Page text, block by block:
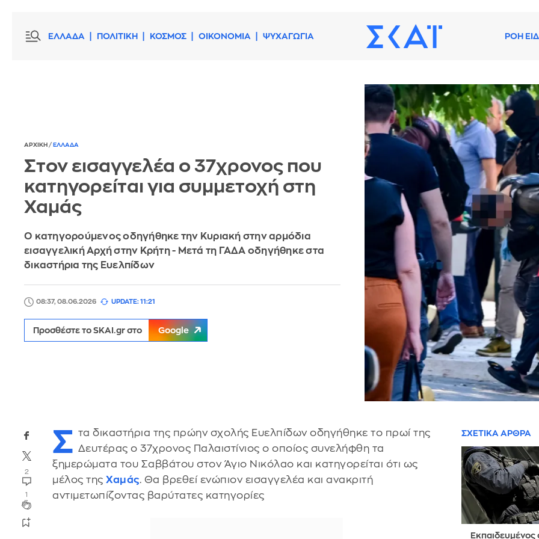
ΕΛΛΑΔΑ ΠΟΛΙΤΙΚΗ ΚΟΣΜΟΣ ΟΙΚΟΝΟΜΙΑ ΨΥΧΑΓΩΓΙΑ ΡΟΗ
ΑΡΧΙΚΗ / ΕΛΛΑΔΑ
Στον εισαγγελέα ο 37χρονος που
κατηγορείται για συμμετοχή στη
Χαμάς
Ο κατηγορούμενος οδηγήθηκε την Κυριακή στην αρμόδια
εισαγγελική Αρχή στην Κρήτη - Μετά τη ΓΑΔΑ οδηγήθηκε στα
δικαστήρια της Ευελπίδων
08:37, 08.06.2026 UPDATE: 11:21
Προσθέστε το SKAI.gr στο Google
2
1
Σ τα δικαστήρια της πρώην σχολής Ευελπίδων οδηγήθηκε το πρωί της
Δευτέρας ο 37χρονος Παλαιστίνιος ο οποίος συνελήφθη τα
ξημερώματα του Σαββάτου στον Άγιο Νικόλαο και κατηγορείται ότι ως
μέλος τηςΧαμάς. Θα βρεθεί ενώπιον εισαγγελέα και ανακριτή
αντιμετωπίζοντας βαρύτατες κατηγορίες
ΣΧΕΤΙΚΑ ΑΡΘΡΑ
Εκπαιδευμένος